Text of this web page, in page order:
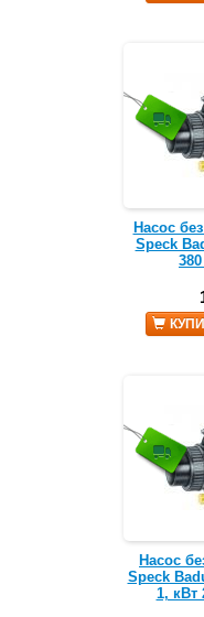
Насос
Speck
Насос
Speck
1, кВт